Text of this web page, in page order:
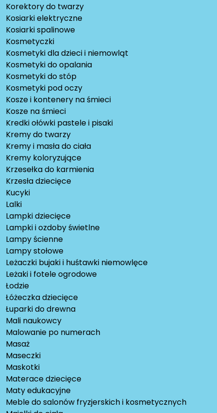
Korektory do twarzy
Kosiarki elektryczne
Kosiarki spalinowe
Kosmetyczki
Kosmetyki dla dzieci i niemowląt
Kosmetyki do opalania
Kosmetyki do stóp
Kosmetyki pod oczy
Kosze i kontenery na śmieci
Kosze na śmieci
Kredki ołówki pastele i pisaki
Kremy do twarzy
Kremy i masła do ciała
Kremy koloryzujące
Krzesełka do karmienia
Krzesła dziecięce
Kucyki
Lalki
Lampki dziecięce
Lampki i ozdoby świetlne
Lampy ścienne
Lampy stołowe
Leżaczki bujaki i huśtawki niemowlęce
Leżaki i fotele ogrodowe
Łodzie
Łóżeczka dziecięce
Łuparki do drewna
Mali naukowcy
Malowanie po numerach
Masaż
Maseczki
Maskotki
Materace dziecięce
Maty edukacyjne
Meble do salonów fryzjerskich i kosmetycznych